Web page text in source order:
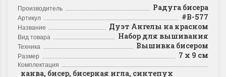
Производитель Радуга бисера
Артикул #В-577
Название Дуэт Ангелы на красном
Вид товара Набор для вышивания
Техника Вышивка бисером
Размер 7 х 9 см
Комплектация
канва, бисер, бисерная игла, синтепух